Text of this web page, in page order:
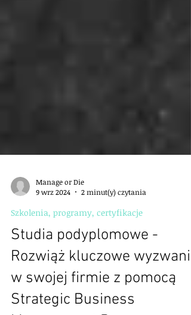
Manage or Die
9 wrz 2024
2 minut(y) czytania
Szkolenia, programy, certyfikacje
Studia podyplomowe -
Rozwiąż kluczowe wyzwania
w swojej firmie z pomocą